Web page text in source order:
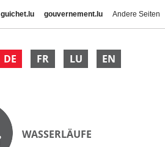
guichet.lu gouvernement.lu Andere Seiten
DE FR LU EN
WASSERLÄUFE